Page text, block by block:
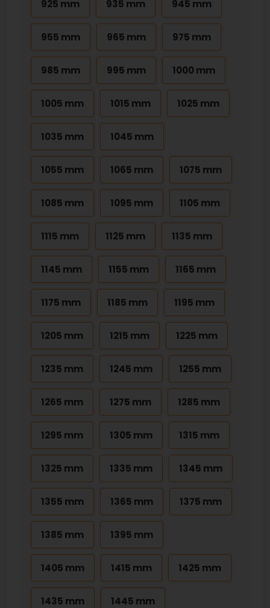
925 mm 935 mm 945 mm
955 mm 965 mm 975 mm
985 mm 995 mm 1000 mm
1005 mm 1015 mm 1025 mm
1035 mm 1045 mm
1055 mm 1065 mm 1075 mm
1085 mm 1095 mm 1105 mm
1115 mm 1125 mm 1135 mm
1145 mm 1155 mm 1165 mm
1175 mm 1185 mm 1195 mm
1205 mm 1215 mm 1225 mm
1235 mm 1245 mm 1255 mm
1265 mm 1275 mm 1285 mm
1295 mm 1305 mm 1315 mm
1325 mm 1335 mm 1345 mm
1355 mm 1365 mm 1375 mm
1385 mm 1395 mm
1405 mm 1415 mm 1425 mm
1435 mm 1445 mm